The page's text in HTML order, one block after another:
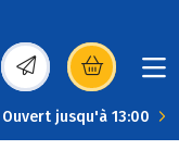
(s’ouvre dans une
Ouvert jusqu'à 13:00